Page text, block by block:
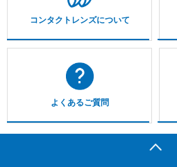
コンタクトレンズについて
よくあるご質問